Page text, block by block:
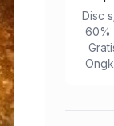
Disc
60%